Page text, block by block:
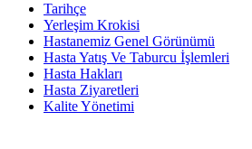
Tarihçe
Yerleşim Krokisi
Hastanemiz Genel Görünümü
Hasta Yatış Ve Taburcu İşlemleri
Hasta Hakları
Hasta Ziyaretleri
Kalite Yönetimi